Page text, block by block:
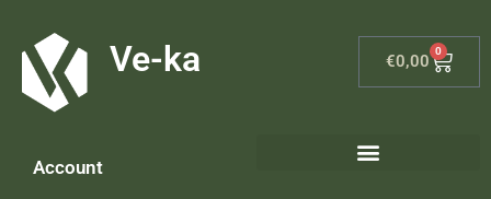
Ve-ka €0,00
0
Account